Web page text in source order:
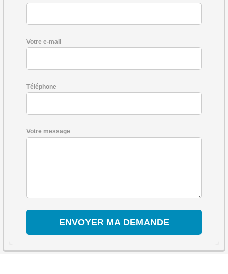
Votre e-mail
Téléphone
Votre message